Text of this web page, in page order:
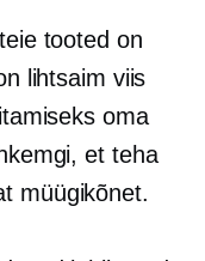
tooted on
lihtsaim viis
oma
et teha
müügikõnet.